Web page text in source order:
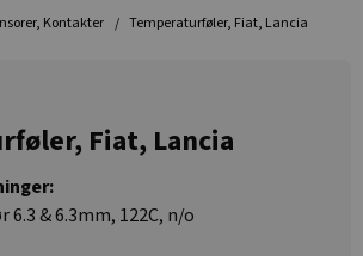
Kontakter Temperaturføler, Fiat, Lancia
Fiat, Lancia
6.3 & 6.3mm, 122C, n/o